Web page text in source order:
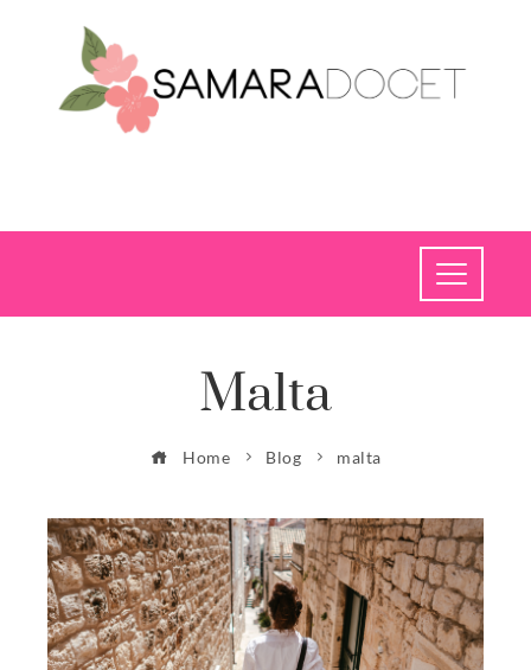
Malta
Home Blog malta